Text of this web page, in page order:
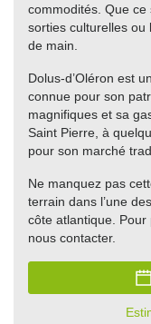
commodités. Que
sorties culturelles ou
de main.
Dolus-d’Oléron est
connue pour son
magnifiques et sa
Saint Pierre, à
pour son marché
Ne manquez pas
terrain dans l’une
côte atlantique. Pour
nous contacter.